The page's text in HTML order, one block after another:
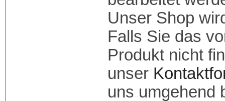
Unser Shop
Falls Sie das
Produkt nicht
unser
uns umgehend